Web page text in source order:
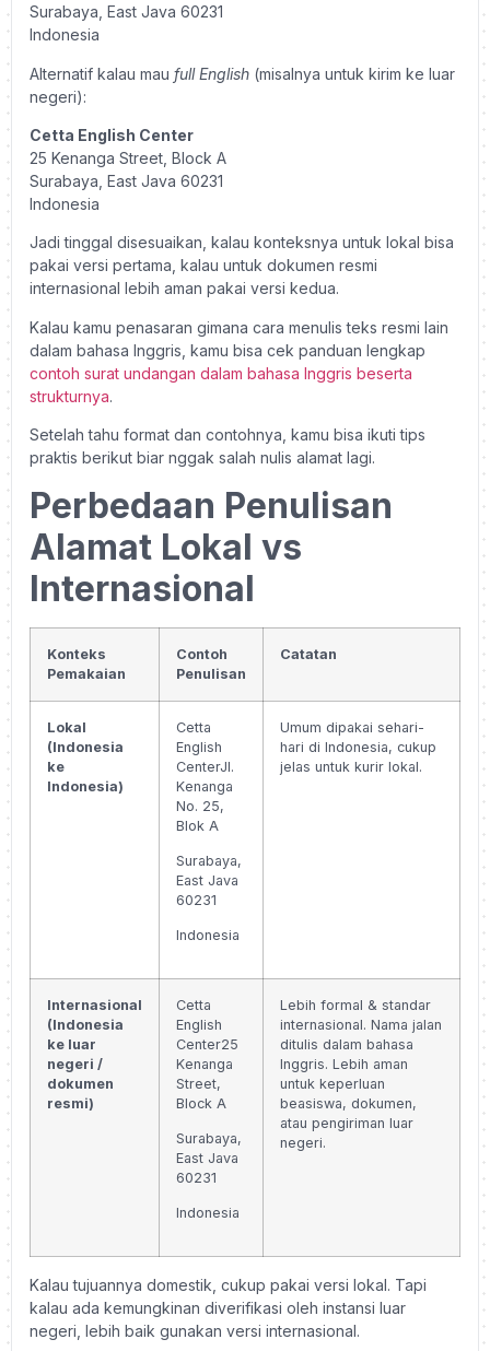
Surabaya, East Java 60231
Indonesia
Alternatif kalau mau full English (misalnya untuk kirim ke luar
negeri):
Cetta English Center
25 Kenanga Street, Block A
Surabaya, East Java 60231
Indonesia
Jadi tinggal disesuaikan, kalau konteksnya untuk lokal bisa
pakai versi pertama, kalau untuk dokumen resmi
internasional lebih aman pakai versi kedua.
Kalau kamu penasaran gimana cara menulis teks resmi lain
dalam bahasa Inggris, kamu bisa cek panduan lengkap
contoh surat undangan dalam bahasa Inggris beserta
strukturnya.
Setelah tahu format dan contohnya, kamu bisa ikuti tips
praktis berikut biar nggak salah nulis alamat lagi.
Perbedaan Penulisan
Alamat Lokal vs
Internasional
Konteks
Pemakaian
Contoh
Penulisan
Catatan
Lokal
(Indonesia
ke
Indonesia)
Cetta
English
CenterJl.
Kenanga
No. 25,
Blok A
Surabaya,
East Java
60231
Indonesia
Umum dipakai sehari-
hari di Indonesia, cukup
jelas untuk kurir lokal.
Internasional
(Indonesia
ke luar
negeri /
dokumen
resmi)
Cetta
English
Center25
Kenanga
Street,
Block A
Surabaya,
East Java
60231
Indonesia
Lebih formal & standar
internasional. Nama jalan
ditulis dalam bahasa
Inggris. Lebih aman
untuk keperluan
beasiswa, dokumen,
atau pengiriman luar
negeri.
Kalau tujuannya domestik, cukup pakai versi lokal. Tapi
kalau ada kemungkinan diverifikasi oleh instansi luar
negeri, lebih baik gunakan versi internasional.